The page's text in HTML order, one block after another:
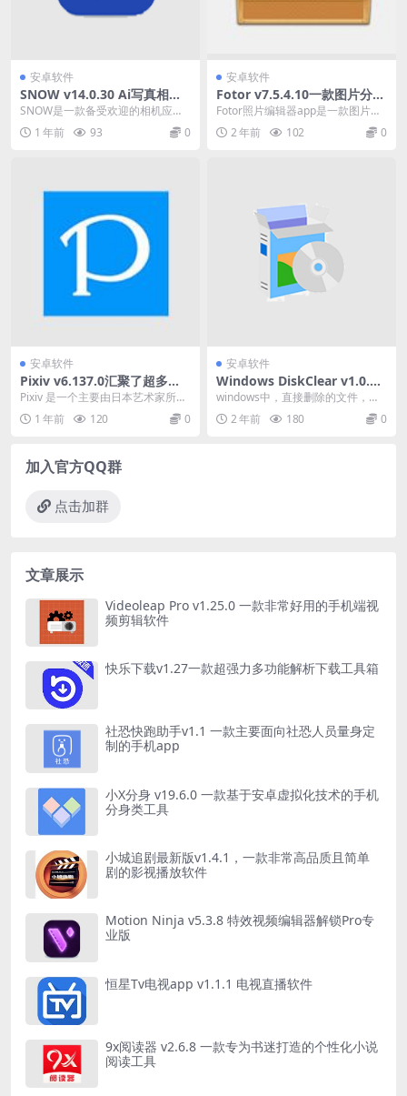
安卓软件
SNOW v14.0.30 Ai写真相机
解锁VIP会员版
SNOW是一款备受欢迎的相机应
用，拥有全球超过2亿用户。它不仅
提供了丰富的美颜特...
1 年前 93 0
安卓软件
Fotor v7.5.4.10一款图片分享
平台
Fotor照片编辑器app是一款图片分
享平台，我们可以将自己的摄影美
照分享到这里...
2 年前 102 0
安卓软件
Pixiv v6.137.0汇聚了超多二
次元原创及同人绘画作品投稿
Pixiv 是一个主要由日本艺术家所组
成的虚拟社群应用，主体为 pixiv 插
画...1 年前 120 0
安卓软件
Windows DiskClear v1.0.2
数据彻底删除工具
windows中，直接删除的文件，有
可能被第三方的软件恢复，就算用
shift+...
2 年前 180 0
加入官方QQ群
点击加群
文章展示
Videoleap Pro v1.25.0 一款非常好用的手机端视
频剪辑软件
快乐下载v1.27一款超强力多功能解析下载工具箱
社恐快跑助手v1.1 一款主要面向社恐人员量身定
制的手机app
小X分身 v19.6.0 一款基于安卓虚拟化技术的手机
分身类工具
小城追剧最新版v1.4.1，一款非常高品质且简单
剧的影视播放软件
Motion Ninja v5.3.8 特效视频编辑器解锁Pro专
业版
恒星Tv电视app v1.1.1 电视直播软件
9x阅读器 v2.6.8 一款专为书迷打造的个性化小说
阅读工具